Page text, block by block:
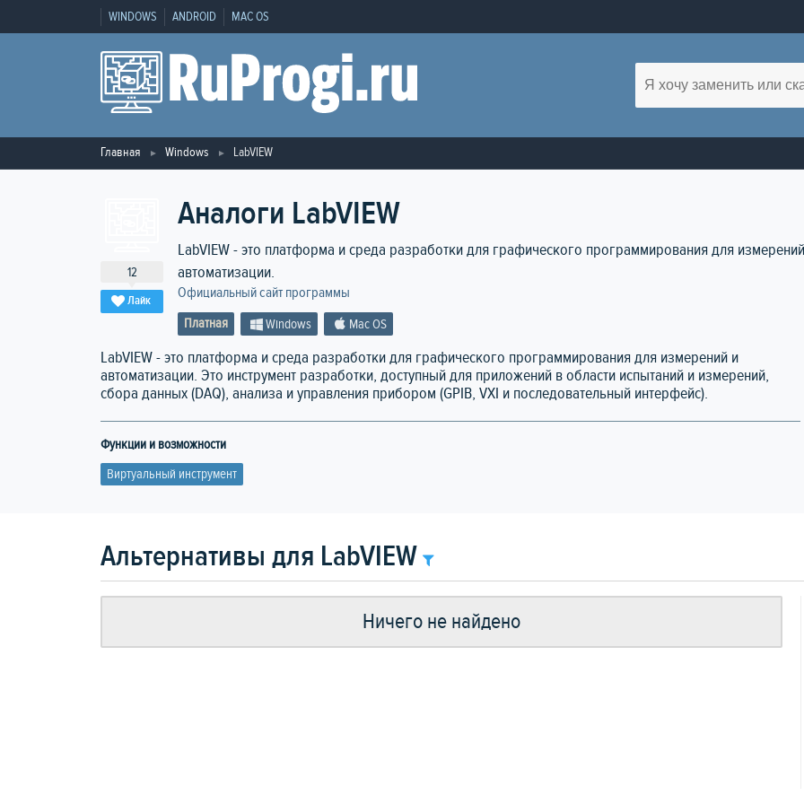
WINDOWS ANDROID MAC OS
Главная Windows LabVIEW
12
Лайк
Аналоги LabVIEW
LabVIEW - это платформа и среда разработки для графического программирования для
автоматизации.
Официальный сайт программы
Платная Windows Mac OS
LabVIEW - это платформа и среда разработки для графического программирования для измерений и
автоматизации. Это инструмент разработки, доступный для приложений в области испытаний и измерений,
сбора данных (DAQ), анализа и управления прибором (GPIB, VXI и последовательный интерфейс).
Функции и возможности
Виртуальный инструмент
Альтернативы для LabVIEW
Ничего не найдено